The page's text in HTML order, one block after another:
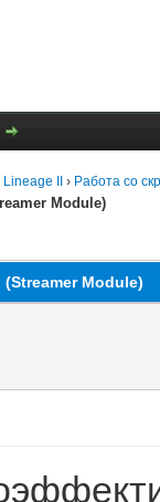
Lineage II › Работа со
Module)
Module)